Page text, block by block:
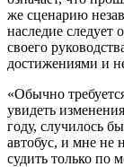
же сценарию
наследие следует
своего
достижениями и
«Обычно
увидеть
году, случилось
автобус, и мне не
судить только по